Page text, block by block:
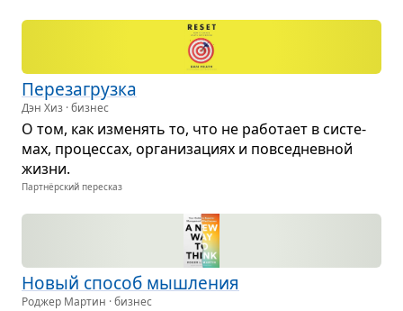
Пере­за­грузка
Дэн Хиз · бизнес
О том, как изме­нять то, что не рабо­тает в систе­
мах, про­цес­сах, орга­ни­за­циях и повсе­днев­ной
жизни.
Партнёрский пересказ
Новый спо­соб мыш­ле­ния
Роджер Мартин · бизнес